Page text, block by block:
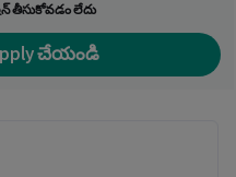
తీసుకోవడం లేదు
చేయండి